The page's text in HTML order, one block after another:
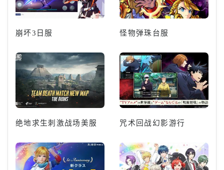
崩坏3日服 怪物弹珠台服
绝地求生刺激战场美服 咒术回战幻影游行